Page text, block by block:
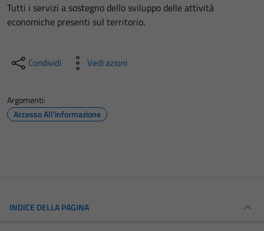
Tutti i servizi a sostegno dello sviluppo delle attività
economiche presenti sul territorio.
Condividi Vedi azioni
Argomenti:
Accesso All'informazione
INDICE DELLA PAGINA